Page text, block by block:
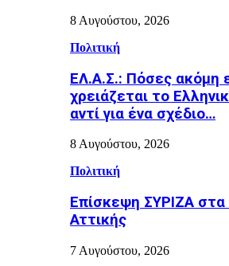
8 Αυγούστου, 2026
Πολιτική
ΕΛ.Α.Σ.: Πόσες ακόμη
χρειάζεται το
αντί για ένα σχέδιο…
8 Αυγούστου, 2026
Πολιτική
Επίσκεψη ΣΥΡΙΖΑ
Αττικής
7 Αυγούστου, 2026